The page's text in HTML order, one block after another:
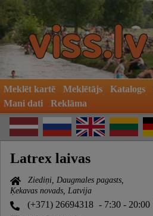
Meklēt kartē Meklētājs Katalogs
Mani dati
Reklāma
Latrex laivas
Ziediņi, Daugmales pagasts,
Ķekavas novads, Latvija
(+371) 26694318 - 7:30 - 20:00